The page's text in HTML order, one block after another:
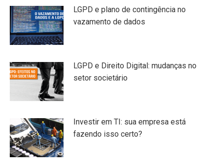
LGPD e plano de contingência no
vazamento de dados
LGPD e Direito Digital: mudanças no
setor societário
Investir em TI: sua empresa está
fazendo isso certo?